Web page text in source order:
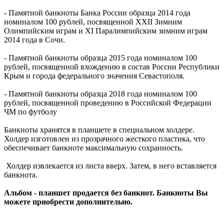
- Памятной банкноты Банка России образца 2014 года
номиналом 100 рублей, посвященной XXII Зимним
Олимпийским играм и XI Паралимпийским зимним играм
2014 года в Сочи.
- Памятной банкноты образца 2015 года номиналом 100
рублей, посвященной вхождению в состав России Республики
Крым и города федерального значения Севастополя.
- Памятной банкноты образца 2018 года номиналом 100
рублей, посвященной проведению в Российской Федерации
ЧМ по футболу
Банкноты хранятся в планшете в специальном холдере.
Холдер изготовлен из прозрачного жесткого пластика, что
обеспечивает банкноте максимальную сохранность.
Холдер извлекается из листа вверх. Затем, в него вставляется
банкнота.
Альбом - планшет продается без банкнот. Банкноты Вы
можете приобрести дополнительно.